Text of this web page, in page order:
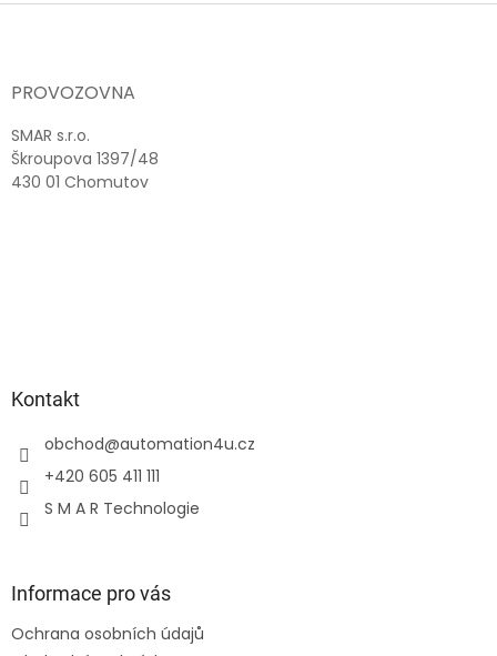
PROVOZOVNA
SMAR s.r.o.
Škroupova 1397/48
430 01 Chomutov
Kontakt
obchod@automation4u.cz
+420 605 411 111
S M A R Technologie
Informace pro vás
Ochrana osobních údajů